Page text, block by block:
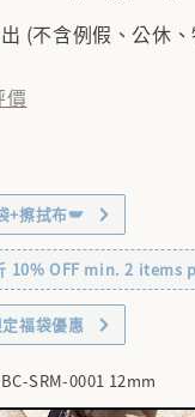
(不含例假、公休
價
+擦拭布🪽
10% OFF min. 2 items
福袋優惠
SRM-0001 12mm